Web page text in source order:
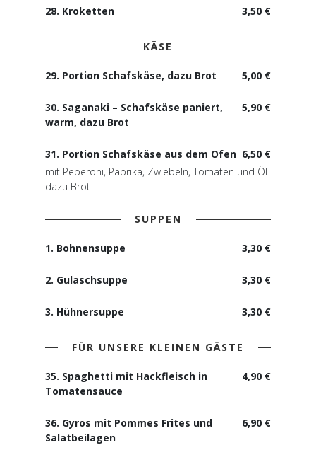
3,50 €
28. Kroketten
KÄSE
5,00 €
29. Portion Schafskäse, dazu Brot
5,90 €
30. Saganaki – Schafskäse paniert,
warm, dazu Brot
6,50 €
31. Portion Schafskäse aus dem Ofen
mit Peperoni, Paprika, Zwiebeln, Tomaten und Öl
dazu Brot
SUPPEN
3,30 €
1. Bohnensuppe
3,30 €
2. Gulaschsuppe
3,30 €
3. Hühnersuppe
FÜR UNSERE KLEINEN GÄSTE
4,90 €
35. Spaghetti mit Hackfleisch in
Tomatensauce
6,90 €
36. Gyros mit Pommes Frites und
Salatbeilagen